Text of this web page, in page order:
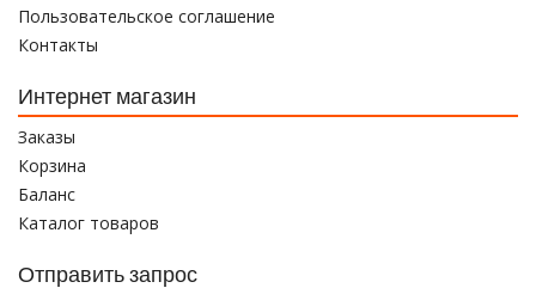
Пользовательское соглашение
Контакты
Интернет магазин
Заказы
Корзина
Баланс
Каталог товаров
Отправить запрос